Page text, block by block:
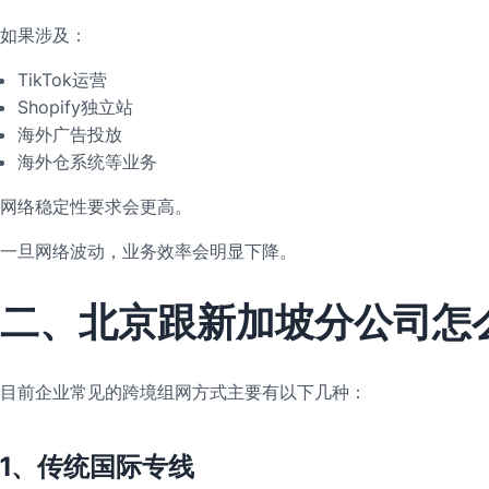
如果涉及：
TikTok运营
Shopify独立站
海外广告投放
海外仓系统等业务
网络稳定性要求会更高。
一旦网络波动，业务效率会明显下降。
二、北京跟新加坡分公司怎
目前企业常见的跨境组网方式主要有以下几种：
1、传统国际专线